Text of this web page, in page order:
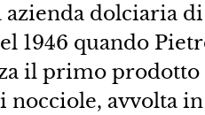
dolciaria
1946 quando
il primo prodotto
nocciole, avvolta